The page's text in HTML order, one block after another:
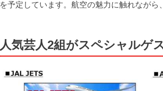
を予定しています。航空の魅力に触れながら
人気芸人2組がスペシャルゲ